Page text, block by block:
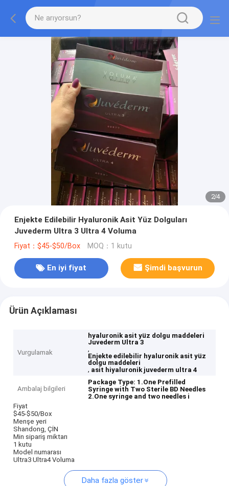
2/4
Enjekte Edilebilir Hyaluronik Asit Yüz Dolguları
Juvederm Ultra 3 Ultra 4 Voluma
Fiyat：$45-$50/Box MOQ：1 kutu
En iyi fiyat Şimdi başvurun
Ürün Açıklaması
Vurgulamak
hyaluronik asit yüz dolgu maddeleri
Juvederm Ultra 3
,
Enjekte edilebilir hyaluronik asit yüz
dolgu maddeleri
, asit hiyaluronik juvederm ultra 4
Ambalaj bilgileri
Package Type: 1.One Prefilled
Syringe with Two Sterile BD Needles
2.One syringe and two needles i
Fiyat
$45-$50/Box
Menşe yeri
Shandong, ÇİN
Min sipariş miktarı
1 kutu
Model numarası
Ultra3 Ultra4 Voluma
Daha fazla göster